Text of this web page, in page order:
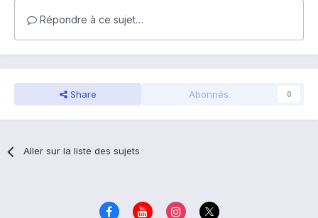
Répondre à ce sujet…
Share Abonnés 0
Aller sur la liste des sujets